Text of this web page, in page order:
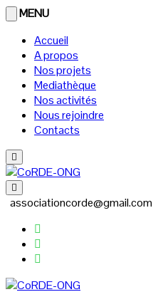
MENU
Accueil
A propos
Nos projets
Mediathèque
Nos activités
Nous rejoindre
Contacts
associationcorde@gmail.com